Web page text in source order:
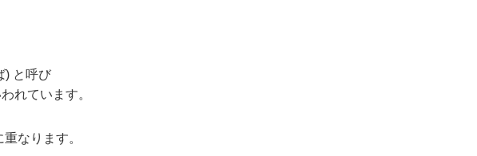
) と呼び
れています。
なります。